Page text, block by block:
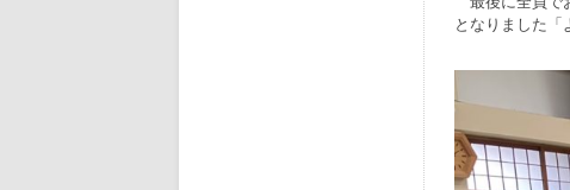
となりました